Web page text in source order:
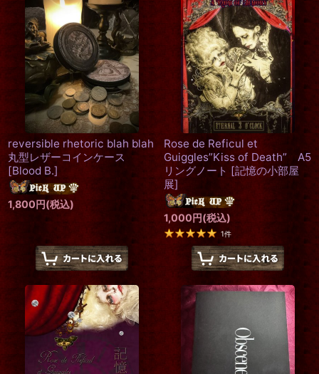
reversible rhetoric blah blah
丸型レザーコインケース
[Blood B.]
1,800円(税込)
Rose de Reficul et
Guiggles”Kiss of Death” A5
リングノート [記憶の小部屋
展]
1,000円(税込)
1件